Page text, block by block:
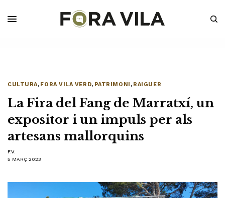
CULTURA, FORA VILA VERD, PATRIMONI , RAIGUER
La Fira del Fang de Marratxí, un
expositor i un impuls per als
artesans mallorquins
F.V.
5 MARÇ 2023